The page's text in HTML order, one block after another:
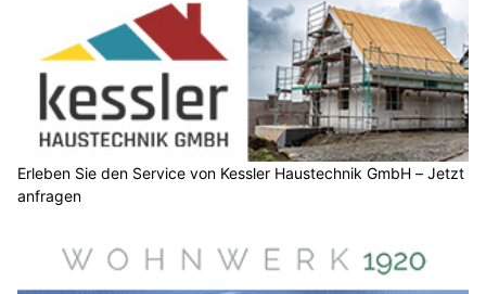
Erleben Sie den Service von Kessler Haustechnik GmbH – Jetzt
anfragen